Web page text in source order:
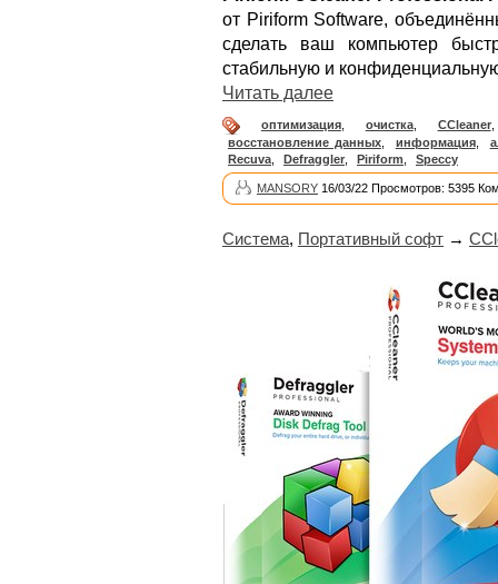
от Piriform Software,
сделать ваш компьютер
стабильную и
Читать далее
оптимизация, очистка, CCleaner
восстановление данных, информация,
Recuva
Defraggler Piriform Speccy
MANSORY 16/03/22 Просмотров: 5395
Система, Портативный софт →